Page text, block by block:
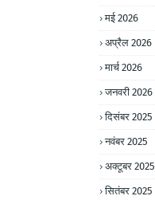
मई 2026
अप्रैल 2026
मार्च 2026
जनवरी 2026
दिसंबर 2025
नवंबर 2025
अक्टूबर 2025
सितंबर 2025